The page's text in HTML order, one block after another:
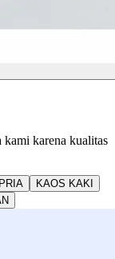
karena kualitas
KAOS KAKI